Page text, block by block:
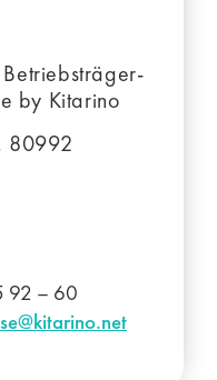
by Kitarino
80992
92 – 60